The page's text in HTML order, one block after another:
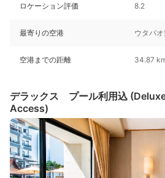
ロケーション評価 8.2
最寄りの空港 ウタパ
空港までの距離 34.87
デラックス プール利用込
Access)